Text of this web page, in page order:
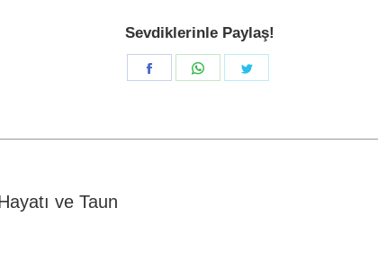
Sevdiklerinle Paylaş!
Share
Share
ve Taun